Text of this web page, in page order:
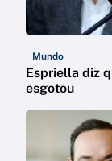
Mundo
Espriella diz
esgotou